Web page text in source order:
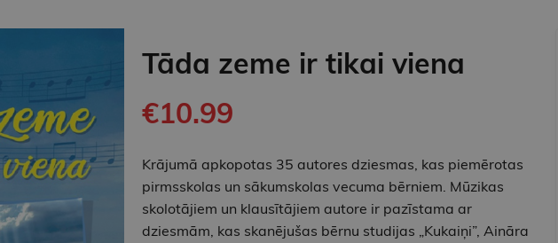
Tāda zeme ir tikai viena
€10.99
Krājumā apkopotas 35 autores dziesmas, kas piemērotas
pirmsskolas un sākumskolas vecuma bērniem. Mūzikas
skolotājiem un klausītājiem autore ir pazīstama ar
dziesmām, kas skanējušas bērnu studijas „Kukaiņi”, Aināra